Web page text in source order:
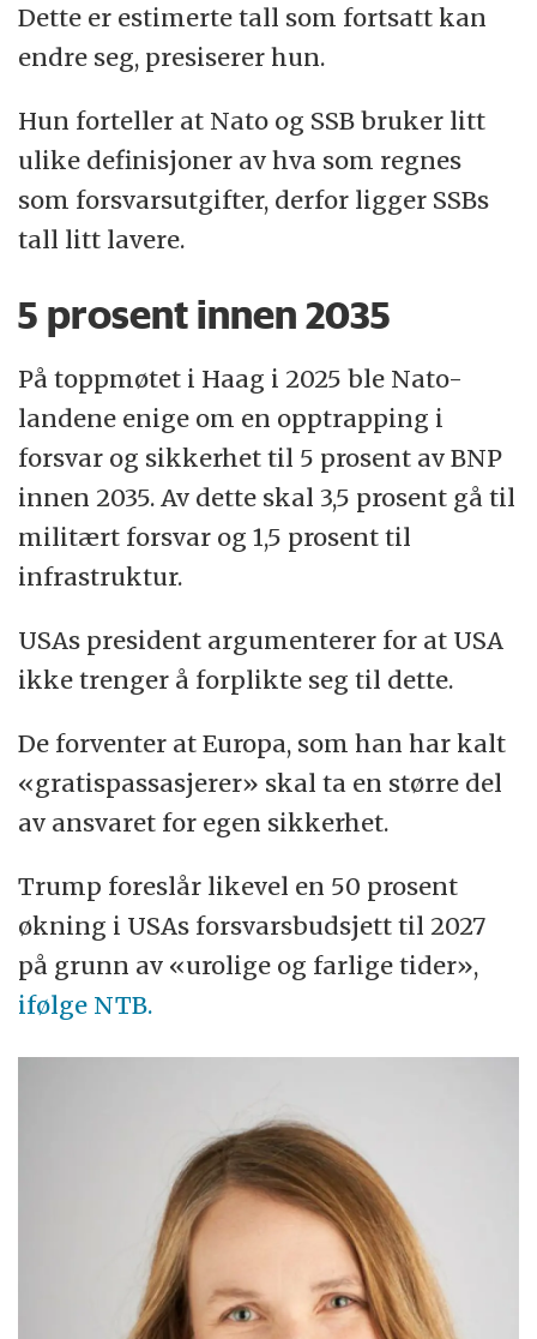
Dette er estimerte tall som fortsatt kan
endre seg, presiserer hun.
Hun forteller at Nato og SSB bruker litt
ulike definisjoner av hva som regnes
som forsvarsutgifter, derfor ligger SSBs
tall litt lavere.
5 prosent innen 2035
På toppmøtet i Haag i 2025 ble Nato-
landene enige om en opptrapping i
forsvar og sikkerhet til 5 prosent av BNP
innen 2035. Av dette skal 3,5 prosent gå til
militært forsvar og 1,5 prosent til
infrastruktur.
USAs president argumenterer for at USA
ikke trenger å forplikte seg til dette.
De forventer at Europa, som han har kalt
«gratispassasjerer» skal ta en større del
av ansvaret for egen sikkerhet.
Trump foreslår likevel en 50 prosent
økning i USAs forsvarsbudsjett til 2027
på grunn av «urolige og farlige tider»,
ifølge NTB.